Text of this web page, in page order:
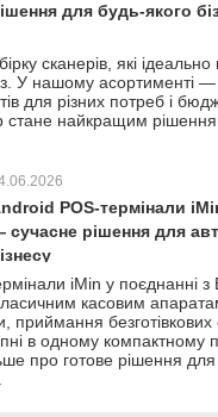
для будь-якого
сканерів, які
У нашому асортименті
для різних потреб і
стане найкращим
POS-термінали
сучасне рішення для
iMin у поєднанні
касовим
приймання
в одному компактному
про готове рішення для